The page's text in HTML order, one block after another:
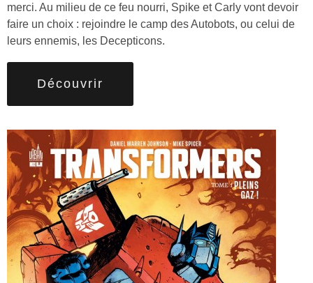
merci. Au milieu de ce feu nourri, Spike et Carly vont devoir
faire un choix : rejoindre le camp des Autobots, ou celui de
leurs ennemis, les Decepticons.
Découvrir